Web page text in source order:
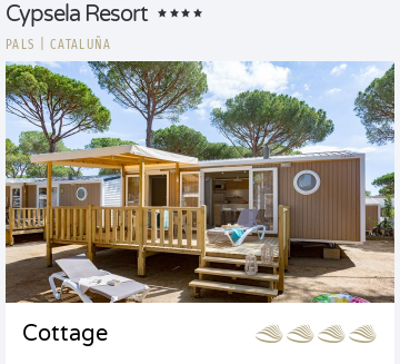
Cypsela Resort
PALS |CATALUÑA
Cottage